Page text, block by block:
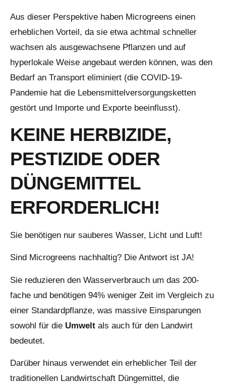
Aus dieser Perspektive haben Microgreens einen
erheblichen Vorteil, da sie etwa achtmal schneller
wachsen als ausgewachsene Pflanzen und auf
hyperlokale Weise angebaut werden können, was den
Bedarf an Transport eliminiert (die COVID-19-
Pandemie hat die Lebensmittelversorgungsketten
gestört und Importe und Exporte beeinflusst).
KEINE HERBIZIDE,
PESTIZIDE ODER
DÜNGEMITTEL
ERFORDERLICH!
Sie benötigen nur sauberes Wasser, Licht und Luft!
Sind Microgreens nachhaltig? Die Antwort ist JA!
Sie reduzieren den Wasserverbrauch um das 200-
fache und benötigen 94% weniger Zeit im Vergleich zu
einer Standardpflanze, was massive Einsparungen
sowohl für die Umwelt als auch für den Landwirt
bedeutet.
Darüber hinaus verwendet ein erheblicher Teil der
traditionellen Landwirtschaft Düngemittel, die